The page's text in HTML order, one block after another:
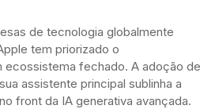
de tecnologia globalmente
tem priorizado o
ecossistema fechado. A adoção de
assistente principal sublinha a
front da IA generativa avançada.